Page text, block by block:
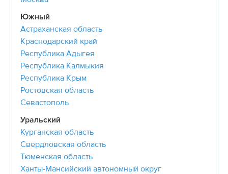
Южный
Астраханская область
Краснодарский край
Республика Адыгея
Республика Калмыкия
Республика Крым
Ростовская область
Севастополь
Уральский
Курганская область
Свердловская область
Тюменская область
Ханты-Мансийский автономный округ